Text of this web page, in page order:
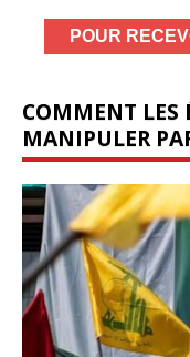
COMMENT LES
MANIPULER